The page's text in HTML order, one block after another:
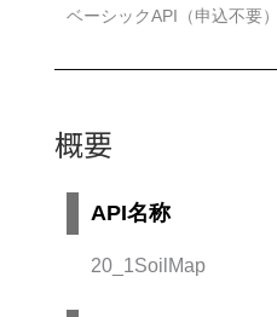
ベーシックAPI（申込不要）
概要
API名称
20_1SoilMap